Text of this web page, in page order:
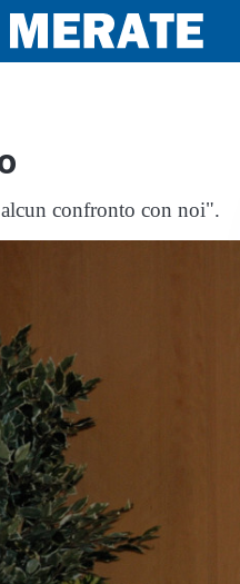
confronto con noi".